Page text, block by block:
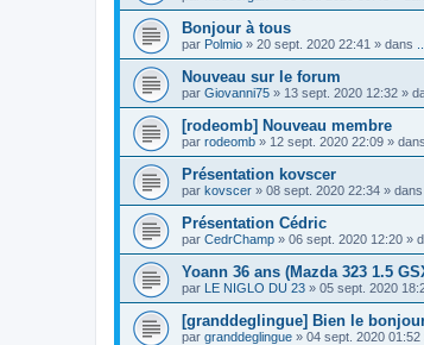
Bonjour à tous
par Polmio » 20 sept. 2020 22:41 » dans
Nouveau sur le forum
par Giovanni75 » 13 sept. 2020 12:32 »
[rodeomb] Nouveau membre
par rodeomb » 12 sept. 2020 22:09 » dans
Présentation kovscer
par kovscer » 08 sept. 2020 22:34 » dans
Présentation Cédric
par CedrChamp » 06 sept. 2020 12:20 »
Yoann 36 ans (Mazda 323 1.5
par LE NIGLO DU 23 » 05 sept. 2020
[granddeglingue] Bien le
par granddeglingue » 04 sept. 2020 01:52